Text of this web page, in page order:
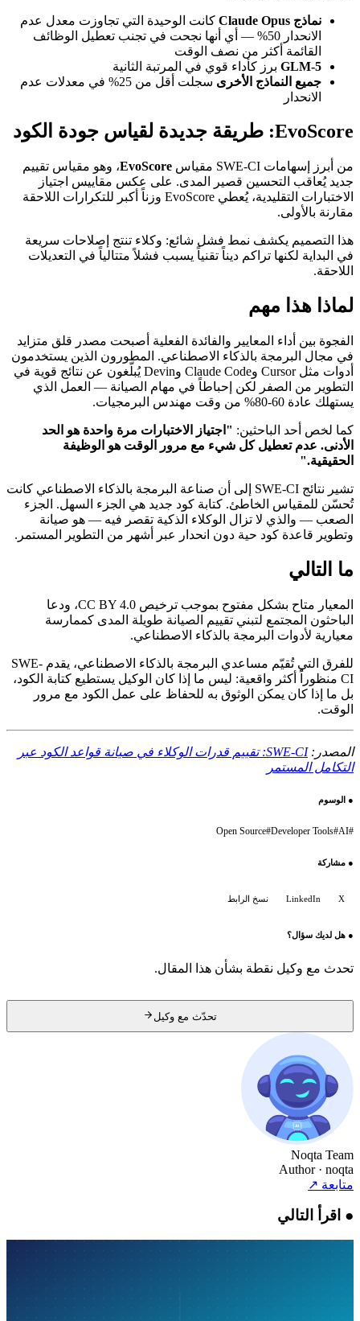
نماذج Claude Opus
كانت الوحيدة التي تجاوزت معدل عدم
الانحدار 50% — أي أنها نجحت في تجنب تعطيل الوظائف
القائمة أكثر من نصف الوقت
GLM-5برز كأداء قوي في المرتبة الثانية
جميع النماذج الأخرى
سجلت أقل من 25% في معدلات عدم
الانحدار
EvoScore: طريقة جديدة لقياس جودة الكود
من أبرز إسهامات SWE-CI مقياس EvoScore، وهو مقياس تقييم
جديد يُعاقب التحسين قصير المدى. على عكس مقاييس اجتياز
الاختبارات التقليدية، يُعطي EvoScore وزناً أكبر للتكرارات اللاحقة
مقارنة بالأولى.
هذا التصميم يكشف نمط فشل شائع: وكلاء تنتج إصلاحات سريعة
في البداية لكنها تراكم ديناً تقنياً يسبب فشلاً متتالياً في التعديلات
اللاحقة.
لماذا هذا مهم
الفجوة بين أداء المعايير والفائدة الفعلية أصبحت مصدر قلق متزايد
في مجال البرمجة بالذكاء الاصطناعي. المطورون الذين يستخدمون
أدوات مثل Cursor وClaude Code وDevin يُبلّغون عن نتائج قوية في
التطوير من الصفر لكن إحباطاً في مهام الصيانة — العمل الذي
يستهلك عادة 60-80% من وقت مهندس البرمجيات.
كما لخص أحد الباحثين:"اجتياز الاختبارات مرة واحدة هو الحد
الأدنى. عدم تعطيل كل شيء مع مرور الوقت هو الوظيفة
الحقيقية."
تشير نتائج SWE-CI إلى أن صناعة البرمجة بالذكاء الاصطناعي كانت
تُحسّن للمقياس الخاطئ. كتابة كود جديد هي الجزء السهل. الجزء
الصعب — والذي لا تزال الوكلاء الذكية تقصر فيه — هو صيانة
وتطوير قاعدة كود حية دون انحدار عبر أشهر من التطوير المستمر.
ما التالي
المعيار متاح بشكل مفتوح بموجب ترخيص CC BY 4.0، ودعا
الباحثون المجتمع لتبني تقييم الصيانة طويلة المدى كممارسة
معيارية لأدوات البرمجة بالذكاء الاصطناعي.
للفرق التي تُقيّم مساعدي البرمجة بالذكاء الاصطناعي، يقدم SWE-
CI منظوراً أكثر واقعية: ليس ما إذا كان الوكيل يستطيع كتابة الكود،
بل ما إذا كان يمكن الوثوق به للحفاظ على عمل الكود مع مرور
الوقت.
المصدر:
SWE-CI: تقييم قدرات الوكلاء في صيانة قواعد الكود عبر
التكامل المستمر
●الوسوم
AI
#
Developer Tools
#
Open Source
●مشاركة
LinkedIn نسخ الرابط
●هل لديك سؤال؟
تحدث مع وكيل نقطة بشأن هذا المقال.
تحدّث مع وكيل
Noqta Team
Author · noqta
متابعة↗
●اقرأ التالي